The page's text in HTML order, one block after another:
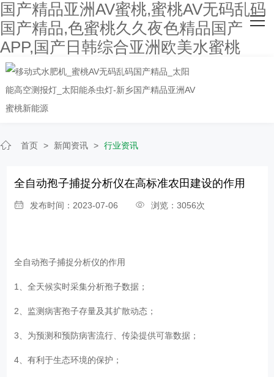
国产精品亚洲AV蜜桃,蜜桃AV无码乱码
国产精品,色蜜桃久久夜色精品国产
APP,国产日韩综合亚洲欧美水蜜桃
网站首页
关于国产精品亚洲AV蜜桃
主营产品
客户案例
人才招聘
联系国产精品亚洲AV蜜桃
首页 > 新闻资讯 > 行业资讯
全自动孢子捕捉分析仪在高标准农田建设的作用
发布时间：2023-07-06 浏览：3056次
全自动孢子捕捉分析仪的作用
1、全天候实时采集分析孢子数据；
2、监测病害孢子存量及其扩散动态；
3、为预测和预防病害流行、传染提供可靠数据；
4、有利于生态环境的保护；